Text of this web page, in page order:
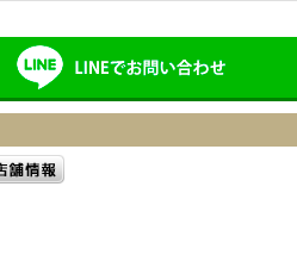
お問い合わせ